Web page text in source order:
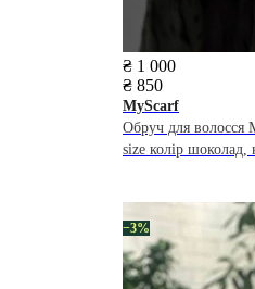
₴ 1 000
₴ 850
MyScarf
Обруч для волосся
size колір шоколад,
−3%